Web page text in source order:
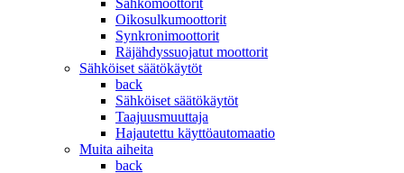
Sähkömoottorit
Oikosulkumoottorit
Synkronimoottorit
Räjähdyssuojatut moottorit
Sähköiset säätökäytöt
back
Sähköiset säätökäytöt
Taajuusmuuttaja
Hajautettu käyttöautomaatio
Muita aiheita
back